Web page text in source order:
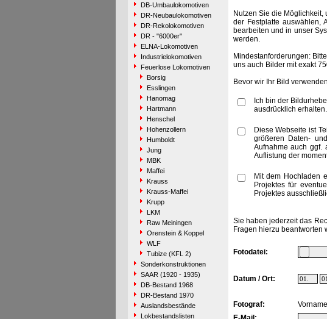
DB-Umbaulokomotiven
DR-Neubaulokomotiven
DR-Rekolokomotiven
DR - "6000er"
ELNA-Lokomotiven
Industrielokomotiven
Feuerlose Lokomotiven
Borsig
Esslingen
Hanomag
Hartmann
Henschel
Hohenzollern
Humboldt
Jung
MBK
Maffei
Krauss
Krauss-Maffei
Krupp
LKM
Raw Meiningen
Orenstein & Koppel
WLF
Tubize (KFL 2)
Sonderkonstruktionen
SAAR (1920 - 1935)
DB-Bestand 1968
DR-Bestand 1970
Auslandsbestände
Lokbestandslisten
Nutzen Sie die
der Festplatte auswählen,
bearbeiten und in unser
werden.
Mindestanforderungen:
uns auch Bilder mit exakt
Bevor wir Ihr Bild
Ich bin der
ausdrücklich
Diese Webseite ist
größeren Daten-
Aufnahme auch ggf.
Auflistung der
Mit dem Hochladen
Projektes für
Projektes
Sie haben jederzeit das
Fragen hierzu beantworten
Fotodatei:
Datum / Ort:
Fotograf: Vorname